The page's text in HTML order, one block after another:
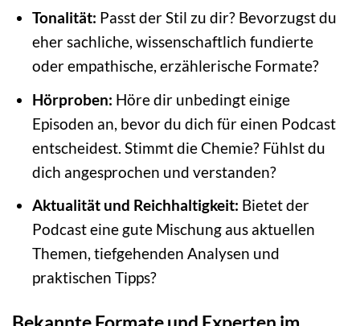
Tonalität: Passt der Stil zu dir? Bevorzugst du
eher sachliche, wissenschaftlich fundierte
oder empathische, erzählerische Formate?
Hörproben: Höre dir unbedingt einige
Episoden an, bevor du dich für einen Podcast
entscheidest. Stimmt die Chemie? Fühlst du
dich angesprochen und verstanden?
Aktualität und Reichhaltigkeit: Bietet der
Podcast eine gute Mischung aus aktuellen
Themen, tiefgehenden Analysen und
praktischen Tipps?